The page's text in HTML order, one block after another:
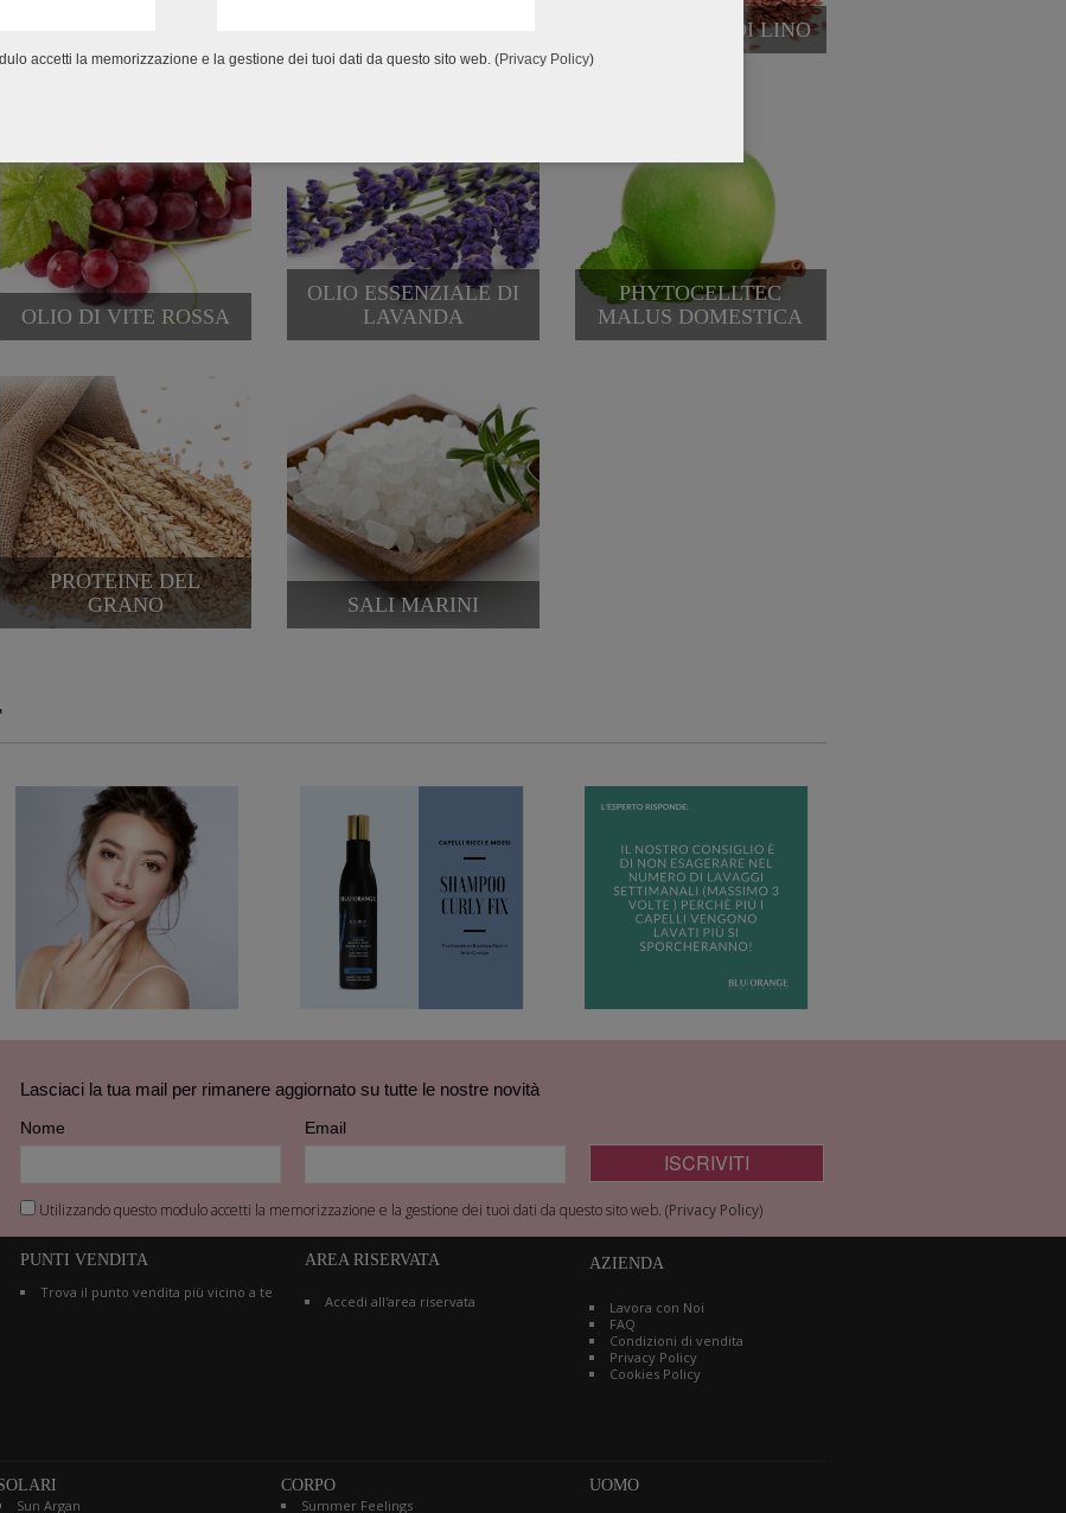
OLIO DI SEMI DI LINO
OLIO DI VITE ROSSA
OLIO ESSENZIALE DI
LAVANDA
PHYTOCELLTEC
MALUS DOMESTICA
PROTEINE DEL
GRANO
SALI MARINI
Lasciaci la tua mail per rimanere aggiornato su tutte le nostre novità
Nome Email
Utilizzando questo modulo accetti la memorizzazione e la gestione dei tuoi dati da questo sito web. (Privacy Policy)
PUNTI VENDITA
Trova il punto vendita più vicino a te
AREA RISERVATA
Accedi all'area riservata
AZIENDA
Lavora con Noi
FAQ
Condizioni di vendita
Privacy Policy
Cookies Policy
Sun Argan
CORPO
Summer Feelings
UOMO
accetti la memorizzazione e la gestione dei tuoi dati da questo sito web. (Privacy Policy)